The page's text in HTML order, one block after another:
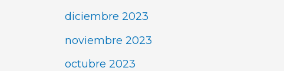
diciembre 2023
noviembre 2023
octubre 2023